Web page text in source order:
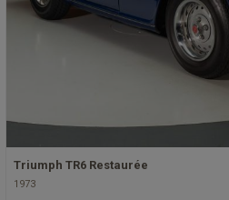
Triumph TR6 Restaurée
1973